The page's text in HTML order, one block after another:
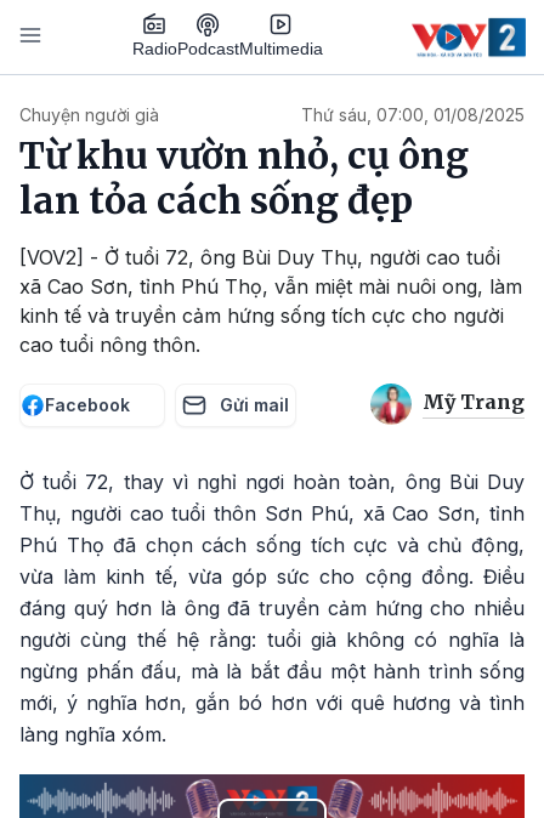
Nhảy đến nội dung
RadioPodcastMultimedia
Chuyện người già Thứ sáu, 07:00, 01/08/2025
Từ khu vườn nhỏ, cụ ông
lan tỏa cách sống đẹp
[VOV2] - Ở tuổi 72, ông Bùi Duy Thụ, người cao tuổi
xã Cao Sơn, tỉnh Phú Thọ, vẫn miệt mài nuôi ong, làm
kinh tế và truyền cảm hứng sống tích cực cho người
cao tuổi nông thôn.
Facebook Gửi mail Mỹ Trang
Ở tuổi 72, thay vì nghỉ ngơi hoàn toàn, ông Bùi Duy
Thụ, người cao tuổi thôn Sơn Phú, xã Cao Sơn, tỉnh
Phú Thọ đã chọn cách sống tích cực và chủ động,
vừa làm kinh tế, vừa góp sức cho cộng đồng. Điều
đáng quý hơn là ông đã truyền cảm hứng cho nhiều
người cùng thế hệ rằng: tuổi già không có nghĩa là
ngừng phấn đấu, mà là bắt đầu một hành trình sống
mới, ý nghĩa hơn, gắn bó hơn với quê hương và tình
làng nghĩa xóm.